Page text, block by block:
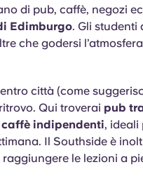
di pub, caffè, negozi
Edimburgo. Gli studenti
che godersi
città (come
Qui troverai pub
caffè indipendenti, ideali
Il Southside è
raggiungere le lezioni a